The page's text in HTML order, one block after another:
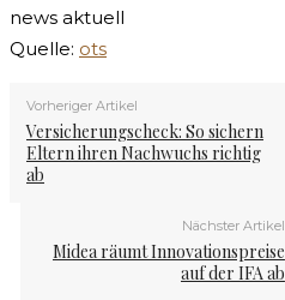
news aktuell
Quelle: ots
Vorheriger Artikel
Versicherungscheck: So sichern
Eltern ihren Nachwuchs richtig
ab
Nächster Artikel
Midea räumt Innovationspreise
auf der IFA ab